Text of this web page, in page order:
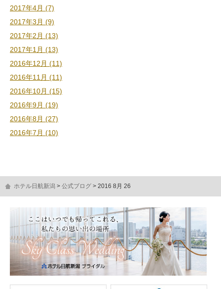
2017年4月 (7)
2017年3月 (9)
2017年2月 (13)
2017年1月 (13)
2016年12月 (11)
2016年11月 (11)
2016年10月 (15)
2016年9月 (19)
2016年8月 (27)
2016年7月 (10)
ホテル日航新潟 公式ブログ 2016 8月 26